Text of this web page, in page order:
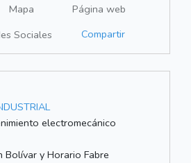
Mapa
Página web
Sociales Compartir
electromecánico
Bolívar y Horario Fabre